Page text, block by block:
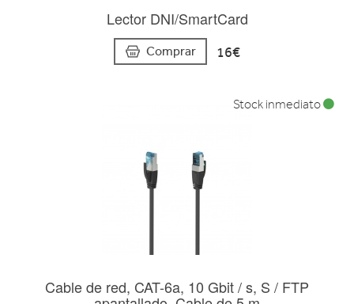
Lector DNI/SmartCard
Comprar 16€
Cable de red, CAT-6a, 10 Gbit / s, S / FTP
Stock inmediato